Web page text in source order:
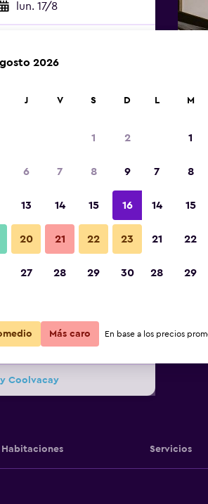
lun. 17/8
Total noche
$70 Ver oferta
$112
Coolvacay
Fotos
Habitaciones Servicios
2026
J V S D
1 2
6 7 8 9
13 14 15 16
20 21 22 23
27 28 29 30
L M
1
7 8
14 15
21 22
28 29
Más caro En base a los precios